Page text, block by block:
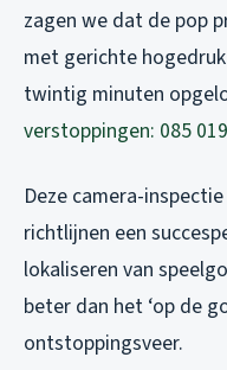
zagen we dat de pop
met gerichte
twintig minuten
verstoppingen: 085
Deze camera-
richtlijnen een
lokaliseren van
beter dan het ‘op de
ontstoppingsveer.